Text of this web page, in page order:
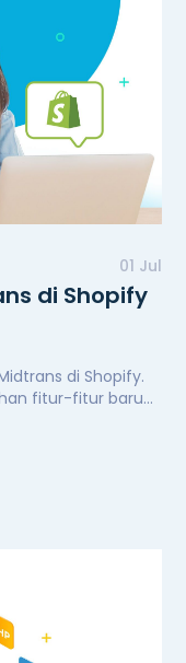
01 Jul
di Shopify
di Shopify.
fitur-fitur baru